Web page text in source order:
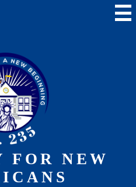
FOR NEW